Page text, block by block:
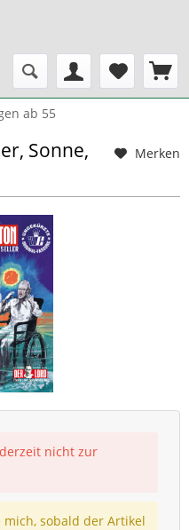
ab 55
Merken
Sonne,
nicht zur
mich, sobald der Artikel